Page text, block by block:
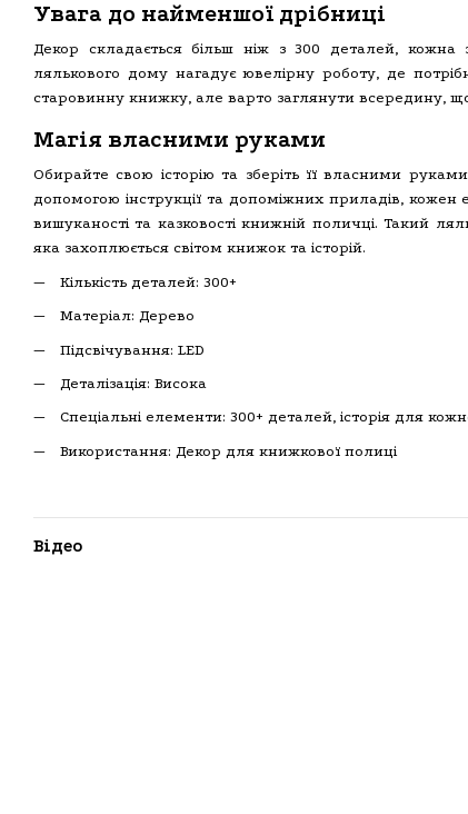
Увага до найменшої дрібниці
Декор складається більш ніж з 300 деталей, кожна
лялькового дому нагадує ювелірну роботу, де
старовинну книжку, але варто заглянути всередину,
Магія власними руками
Обирайте свою історію та зберіть її власними
допомогою інструкції та допоміжних приладів, кожен
вишуканості та казковості книжній поличці. Такий
яка захоплюється світом книжок та історій.
Кількість деталей: 300+
Матеріал: Дерево
Підсвічування: LED
Деталізація: Висока
Спеціальні елементи: 300+ деталей, історія для
Використання: Декор для книжкової полиці
Відео